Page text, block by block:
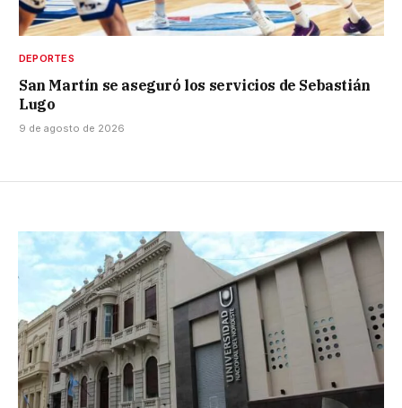
DEPORTES
San Martín se aseguró los servicios de Sebastián
Lugo
9 de agosto de 2026